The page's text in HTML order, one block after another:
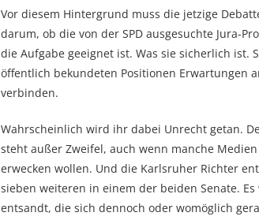
Vor diesem Hintergrund muss die jetzige
darum, ob die von der SPD ausgesuchte Jura-
die Aufgabe geeignet ist. Was sie sicherlich
öffentlich bekundeten Positionen Erwartungen
verbinden.
Wahrscheinlich wird ihr dabei Unrecht getan.
steht außer Zweifel, auch wenn manche
erwecken wollen. Und die Karlsruher Richter
sieben weiteren in einem der beiden Senate.
entsandt, die sich dennoch oder womöglich